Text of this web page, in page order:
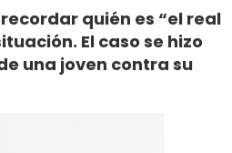
quién es “el real
El caso se hizo
una joven contra su